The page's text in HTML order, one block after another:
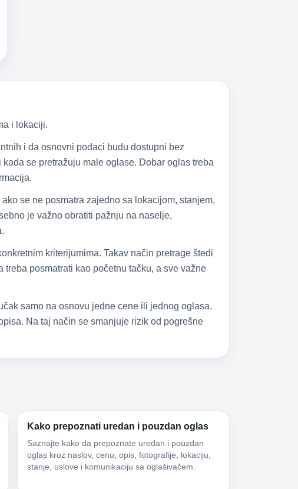
i lokaciji.
i da osnovni podaci budu dostupni bez
se pretražuju male oglase. Dobar oglas treba
se ne posmatra zajedno sa lokacijom, stanjem,
je važno obratiti pažnju na naselje,
kriterijumima. Takav način pretrage štedi
posmatrati kao početnu tačku, a sve važne
samo na osnovu jedne cene ili jednog oglasa.
Na taj način se smanjuje rizik od pogrešne
Kako prepoznati uredan i pouzdan oglas
Saznajte kako da prepoznate uredan i pouzdan
oglas kroz naslov, cenu, opis, fotografije, lokaciju,
stanje, uslove i komunikaciju sa oglašivačem.